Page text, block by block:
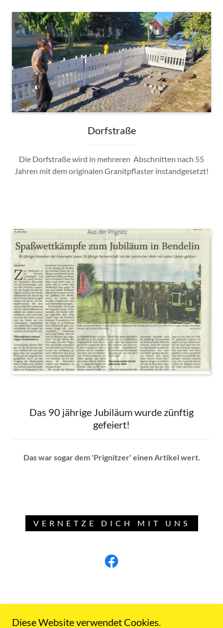
Dorfstraße
Die Dorfstraße wird in mehreren Abschnitten nach 55
Jahren mit dem originalen Granitpflaster instandgesetzt!
Das 90 jährige Jubiläum wurde zünftig
gefeiert!
Das war sogar dem 'Prignitzer' einen Artikel wert.
VERNETZE DICH MIT UNS
Impressum / Kontakt
Diese Website verwendet Cookies.